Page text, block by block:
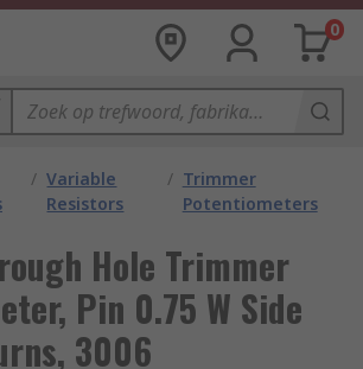
0
/ Variable
Resistors
/ Trimmer
Potentiometers
Hole Trimmer
Pin 0.75 W Side
3006